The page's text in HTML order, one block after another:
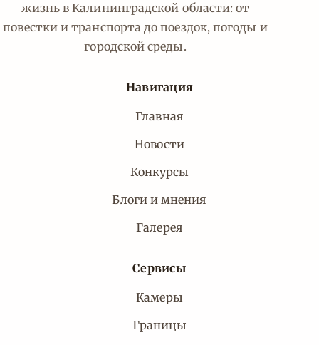
жизнь в Калининградской области: от
повестки и транспорта до поездок, погоды и
городской среды.
Навигация
Главная
Новости
Конкурсы
Блоги и мнения
Галерея
Сервисы
Камеры
Границы